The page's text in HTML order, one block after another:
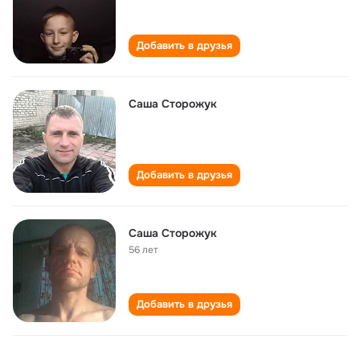
Добавить в друзья
Саша Сторожук
Добавить в друзья
Саша Сторожук
56 лет
Добавить в друзья